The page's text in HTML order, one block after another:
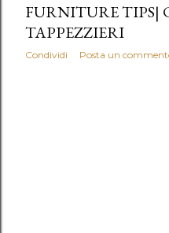
FURNITURE TIPS|
TAPPEZZIERI
Condividi Posta un